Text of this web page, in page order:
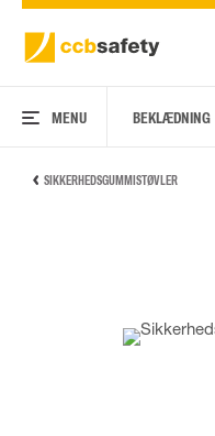
MENU BEKLÆDNING
SIKKERHEDSGUMMISTØVLER